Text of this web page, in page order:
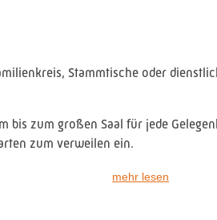
Stammtische oder
bis zum großen Saal für jede
zum verweilen ein.
saisonal und regional,
mehr lesen